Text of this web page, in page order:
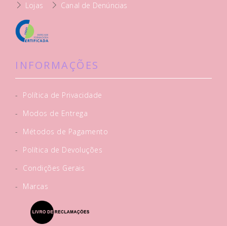
Lojas Canal de Denúncias
INFORMAÇÕES
-
Política de Privacidade
-
Modos de Entrega
-
Métodos de Pagamento
-
Política de Devoluções
-
Condições Gerais
-
Marcas